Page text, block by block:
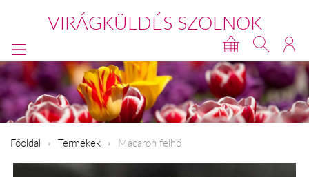
VIRÁGKÜLDÉS SZOLNOK
Főoldal Termékek Macaron felhő